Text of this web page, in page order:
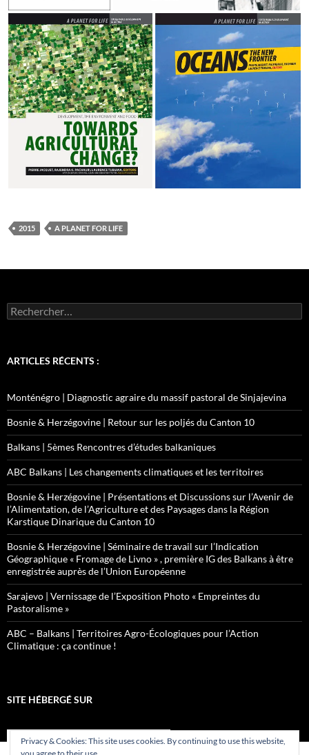
2015 A PLANET FOR LIFE
Rechercher :
ARTICLES RÉCENTS :
Monténégro | Diagnostic agraire du massif pastoral de Sinjajevina
Bosnie & Herzégovine | Retour sur les poljés du Canton 10
Balkans | 5èmes Rencontres d’études balkaniques
ABC Balkans | Les changements climatiques et les territoires
Bosnie & Herzégovine | Présentations et Discussions sur l’Avenir de
l’Alimentation, de l’Agriculture et des Paysages dans la Région
Karstique Dinarique du Canton 10
Bosnie & Herzégovine | Séminaire de travail sur l’Indication
Géographique « Fromage de Livno » , première IG des Balkans à être
enregistrée auprès de l’Union Européenne
Sarajevo | Vernissage de l’Exposition Photo « Empreintes du
Pastoralisme »
ABC – Balkans | Territoires Agro-Écologiques pour l’Action
Climatique : ça continue !
SITE HÉBERGÉ SUR
Privacy & Cookies: This site uses cookies. By continuing to use this website,